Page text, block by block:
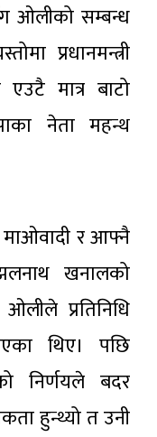
ओलीको सम्बन्ध
प्रधानमन्त्री
मात्र बाटो
नेता महन्थ
माओवादी र आफ्नै
खनालको
प्रतिनिधि
थिए। पछि
निर्णयले बदर
हुन्थ्यो त उनी